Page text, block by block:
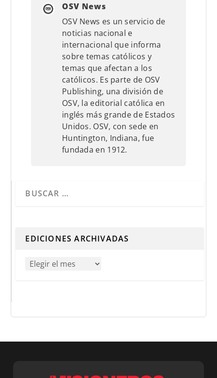
OSV News
OSV News es un servicio de
noticias nacional e
internacional que informa
sobre temas católicos y
temas que afectan a los
católicos. Es parte de OSV
Publishing, una división de
OSV, la editorial católica en
inglés más grande de Estados
Unidos. OSV, con sede en
Huntington, Indiana, fue
fundada en 1912.
EDICIONES ARCHIVADAS